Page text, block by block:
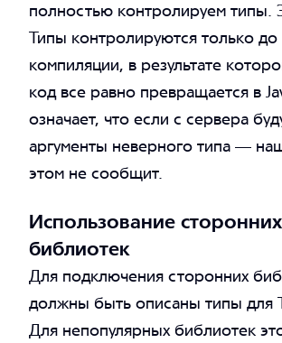
полностью контролируем типы.
Типы контролируются только до
компиляции, в результате
код все равно превращается в
означает, что если с сервера
аргументы неверного типа —
этом не сообщит.
Использование сторонних
библиотек
Для подключения сторонних
должны быть описаны типы для
Для непопулярных библиотек